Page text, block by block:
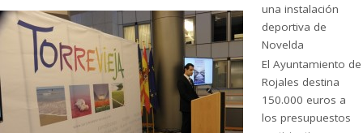
una instalación
deportiva de
Novelda
El Ayuntamiento de
Rojales destina
150.000 euros a
los presupuestos